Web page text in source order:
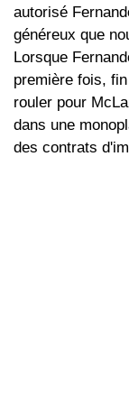
autorisé
généreux que
Lorsque
première fois,
rouler pour
dans une
des contrats